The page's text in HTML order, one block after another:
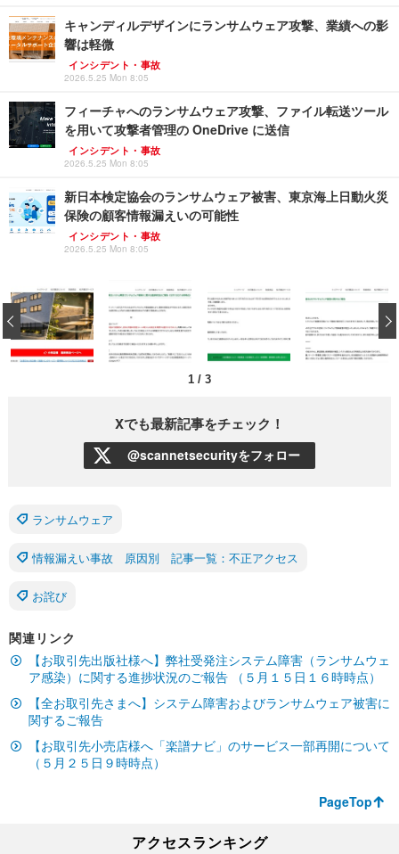
キャンディルデザインにランサムウェア攻撃、業績への影
響は軽微
インシデント・事故
2026.5.25 Mon 8:05
フィーチャへのランサムウェア攻撃、ファイル転送ツール
を用いて攻撃者管理の OneDrive に送信
インシデント・事故
2026.5.25 Mon 8:05
新日本検定協会のランサムウェア被害、東京海上日動火災
保険の顧客情報漏えいの可能性
インシデント・事故
2026.5.25 Mon 8:05
1 / 3
‹
Xでも最新記事をチェック！
@scannetsecurityをフォロー
ランサムウェア
情報漏えい事故 原因別 記事一覧：不正アクセス
お詫び
関連リンク
【お取引先出版社様へ】弊社受発注システム障害（ランサムウェ
ア感染）に関する進捗状況のご報告 （５月１５日１６時時点）
【全お取引先さまへ】システム障害およびランサムウェア被害に
関するご報告
【お取引先小売店様へ「楽譜ナビ」のサービス一部再開について
（５月２５日９時時点）
PageTop
アクセスランキング